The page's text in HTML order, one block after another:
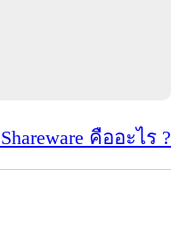
Shareware คืออะไร ?